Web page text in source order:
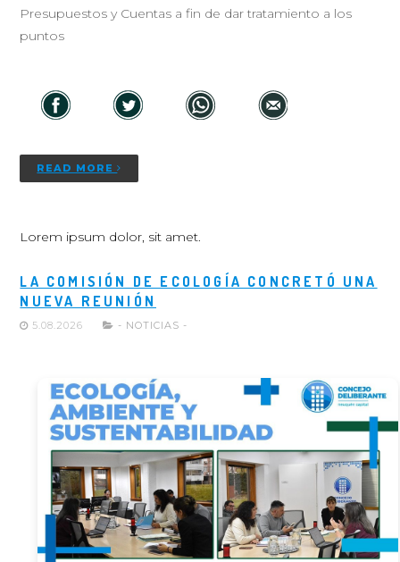
Presupuestos y Cuentas a fin de dar tratamiento a los
puntos
READ MORE
Lorem ipsum dolor, sit amet.
LA COMISIÓN DE ECOLOGÍA CONCRETÓ UNA
NUEVA REUNIÓN
5.08.2026 - NOTICIAS -